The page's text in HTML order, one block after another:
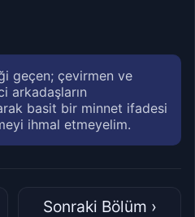
geçen; çevirmen ve
arkadaşların
basit bir minnet ifadesi
ihmal etmeyelim.
Sonraki Bölüm ›